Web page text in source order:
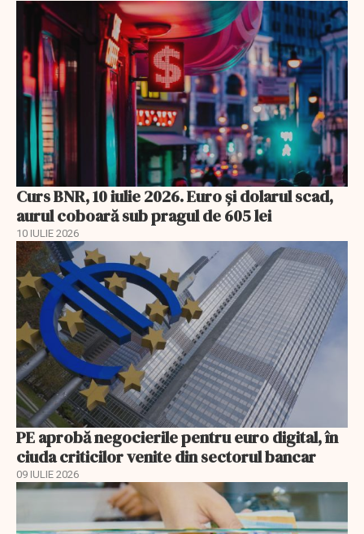
Curs BNR, 10 iulie 2026. Euro și dolarul scad,
aurul coboară sub pragul de 605 lei
10 IULIE 2026
PE aprobă negocierile pentru euro digital, în
ciuda criticilor venite din sectorul bancar
09 IULIE 2026